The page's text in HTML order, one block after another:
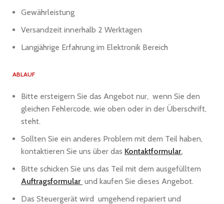
Gewährleistung
Versandzeit innerhalb 2 Werktagen
Langjährige Erfahrung im Elektronik Bereich
ABLAUF
Bitte ersteigern Sie das Angebot nur, wenn Sie den
gleichen Fehlercode, wie oben oder in der Überschrift,
steht.
Sollten Sie ein anderes Problem mit dem Teil haben,
kontaktieren Sie uns über das Kontaktformular.
Bitte schicken Sie uns das Teil mit dem ausgefülltem
Auftragsformular und kaufen Sie dieses Angebot.
Das Steuergerät wird umgehend repariert und